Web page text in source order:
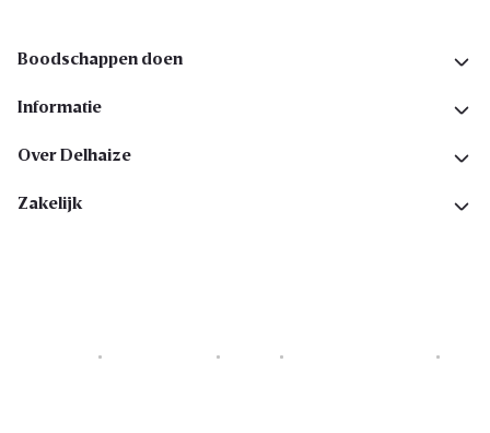
Boodschappen doen
Informatie
Over Delhaize
Zakelijk